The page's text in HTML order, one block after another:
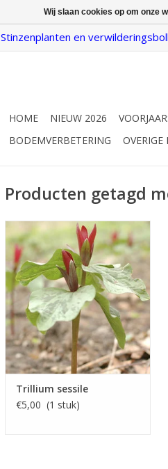
Stinzenplanten en
HOME NIEUW 2026
BODEMVERBETERING
OVERIGE
Producten getagd
Boslelie
April/mei, roodpaars, 20 cm
INFO EN KOPEN
Trillium sessile
€5,00 (1 stuk)
Wij slaan cookies op om onze